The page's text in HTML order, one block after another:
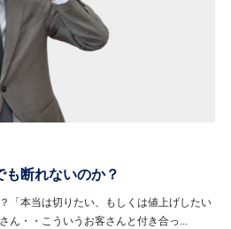
断れないのか？
「本当は切りたい、もしくは値上げしたい
ん・・こういうお客さんと付き合っ...